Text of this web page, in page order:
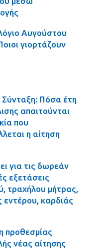
Αυγούστου
γιορτάζουν
Σύνταξη: Πόσα έτη
απαιτούνται
που
η αίτηση
για τις δωρεάν
εξετάσεις
τραχήλου μήτρας,
εντέρου, καρδιάς
προθεσμίας
νέας αίτησης